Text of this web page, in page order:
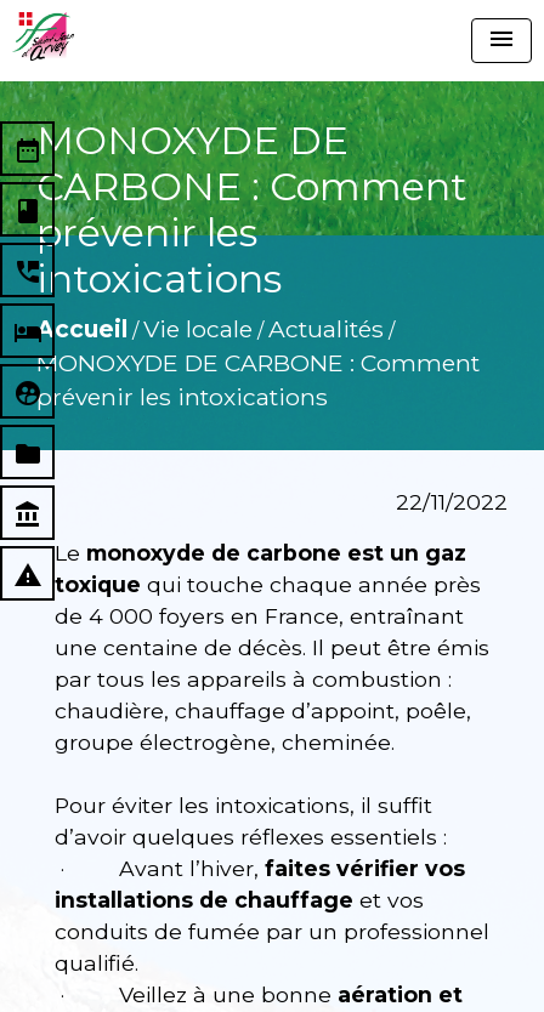
menu
MONOXYDE DE
CARBONE : Comment
prévenir les
intoxications
Accueil /Vie locale /Actualités /
MONOXYDE DE CARBONE : Comment
prévenir les intoxications
date_range
book
perm_phone_msg
local_hotel
supervised_user_circle
folder
account_balance
report_problem
22/11/2022
Le monoxyde de carbone est un gaz
toxique qui touche chaque année près
de 4 000 foyers en France, entraînant
une centaine de décès. Il peut être émis
par tous les appareils à combustion :
chaudière, chauffage d’appoint, poêle,
groupe électrogène, cheminée.
Pour éviter les intoxications, il suffit
d’avoir quelques réflexes essentiels :
· Avant l’hiver, faites vérifier vos
installations de chauffage et vos
conduits de fumée par un professionnel
qualifié.
· Veillez à une bonne aération et